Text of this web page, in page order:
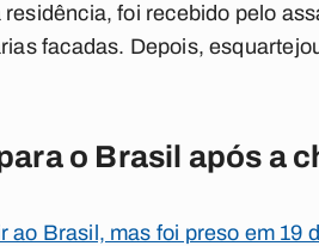
foi recebido pelo
facadas. Depois,
o Brasil após a
ao Brasil, mas foi preso em